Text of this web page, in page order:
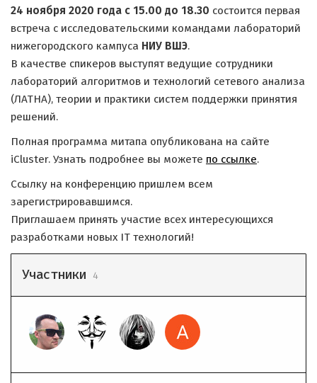
24 ноября 2020 года с 15.00 до 18.30 состоится первая
встреча с исследовательскими командами лабораторий
нижегородского кампуса НИУ ВШЭ.
В качестве спикеров выступят ведущие сотрудники
лабораторий алгоритмов и технологий сетевого анализа
(ЛАТНА), теории и практики систем поддержки принятия
решений.
Полная программа митапа опубликована на сайте
iCluster. Узнать подробнее вы можете по ссылке.
Ссылку на конференцию пришлем всем
зарегистрировавшимся.
Приглашаем принять участие всех интересующихся
разработками новых IT технологий!
Участники 4